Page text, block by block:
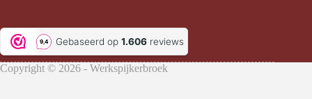
Copyright © 2026 - Werkspijkerbroek